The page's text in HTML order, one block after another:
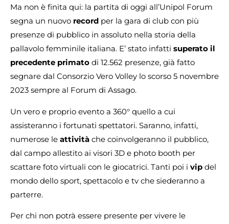
Ma non è finita qui: la partita di oggi all’Unipol Forum
segna un nuovo record per la gara di club con più
presenze di pubblico in assoluto nella storia della
pallavolo femminile italiana. E’ stato infatti superato il
precedente primato di 12.562 presenze, già fatto
segnare dal Consorzio Vero Volley lo scorso 5 novembre
2023 sempre al Forum di Assago.
Un vero e proprio evento a 360° quello a cui
assisteranno i fortunati spettatori. Saranno, infatti,
numerose le attività che coinvolgeranno il pubblico,
dal campo allestito ai visori 3D e photo booth per
scattare foto virtuali con le giocatrici. Tanti poi i vip del
mondo dello sport, spettacolo e tv che siederanno a
parterre.
Per chi non potrà essere presente per vivere le